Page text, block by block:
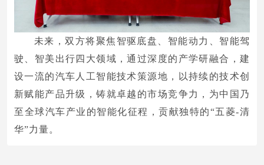
未来，双方将聚焦智驱底盘、智能动力、智能驾
驶、智美出行四大领域，通过深度的产学研融合，建
设一流的汽车人工智能技术策源地，以持续的技术创
新赋能产品升级，铸就卓越的市场竞争力，为中国乃
至全球汽车产业的智能化征程，贡献独特的“五菱-清
华”力量。